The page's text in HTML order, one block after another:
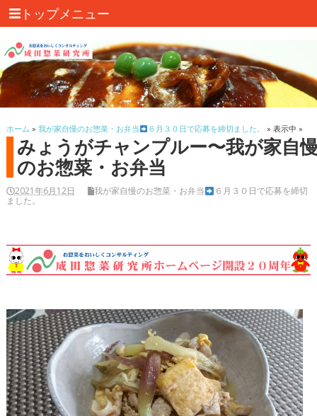
トップメニュー
ホーム » 我が家自慢のお惣菜・お弁当 ６月３０日で応募を締切ました。 » 表示中 »
みょうがチャンプルー〜我が家自
のお惣菜・お弁当
2021年6月12日 我が家自慢のお惣菜・お弁当
６月３０日で応募を締切
ました。